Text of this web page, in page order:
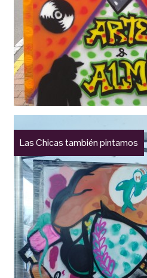
Las Chicas también pintamos